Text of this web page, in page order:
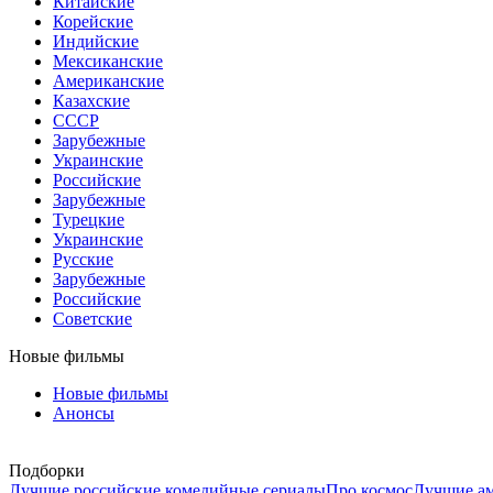
Корейские
Индийские
Мексиканские
Американские
Казахские
СССР
Зарубежные
Украинские
Российские
Зарубежные
Турецкие
Украинские
Русские
Зарубежные
Российские
Советские
Новые фильмы
Новые фильмы
Анонсы
Подборки